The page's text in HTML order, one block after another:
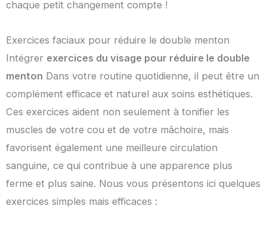
chaque petit changement compte !
Exercices faciaux pour réduire le double menton
Intégrer exercices du visage pour réduire le double
menton Dans votre routine quotidienne, il peut être un
complément efficace et naturel aux soins esthétiques.
Ces exercices aident non seulement à tonifier les
muscles de votre cou et de votre mâchoire, mais
favorisent également une meilleure circulation
sanguine, ce qui contribue à une apparence plus
ferme et plus saine. Nous vous présentons ici quelques
exercices simples mais efficaces :